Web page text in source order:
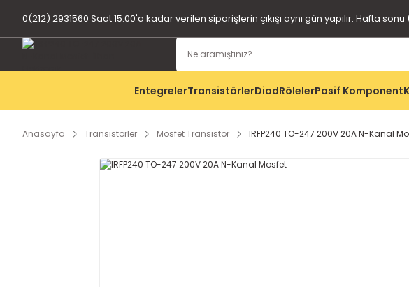
0(212) 2931560 Saat 15.00'a kadar verilen siparişlerin çıkışı aynı gün yapılır. Hafta
EntegrelerTransistörlerDiodRölelerPasif Komponent
Anasayfa Transistörler Mosfet Transistör IRFP240 TO-247 200V 20A N-Kanal